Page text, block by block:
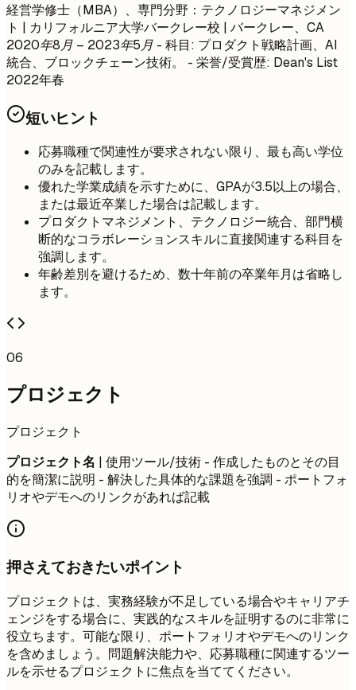
経営学修士（MBA）、専門分野：テクノロジーマネジメン
ト | カリフォルニア大学バークレー校 | バークレー、CA
2020年8月 – 2023年5月 - 科目: プロダクト戦略計画、AI
統合、ブロックチェーン技術。 - 栄誉/受賞歴: Dean's List
2022年春
短いヒント
応募職種で関連性が要求されない限り、最も高い学位
のみを記載します。
優れた学業成績を示すために、GPAが3.5以上の場合、
または最近卒業した場合は記載します。
プロダクトマネジメント、テクノロジー統合、部門横
断的なコラボレーションスキルに直接関連する科目を
強調します。
年齢差別を避けるため、数十年前の卒業年月は省略し
ます。
06
プロジェクト
プロジェクト
プロジェクト名 | 使用ツール/技術 - 作成したものとその目
的を簡潔に説明 - 解決した具体的な課題を強調 - ポートフォ
リオやデモへのリンクがあれば記載
押さえておきたいポイント
プロジェクトは、実務経験が不足している場合やキャリアチ
ェンジをする場合に、実践的なスキルを証明するのに非常に
役立ちます。可能な限り、ポートフォリオやデモへのリンク
を含めましょう。問題解決能力や、応募職種に関連するツー
ルを示せるプロジェクトに焦点を当ててください。